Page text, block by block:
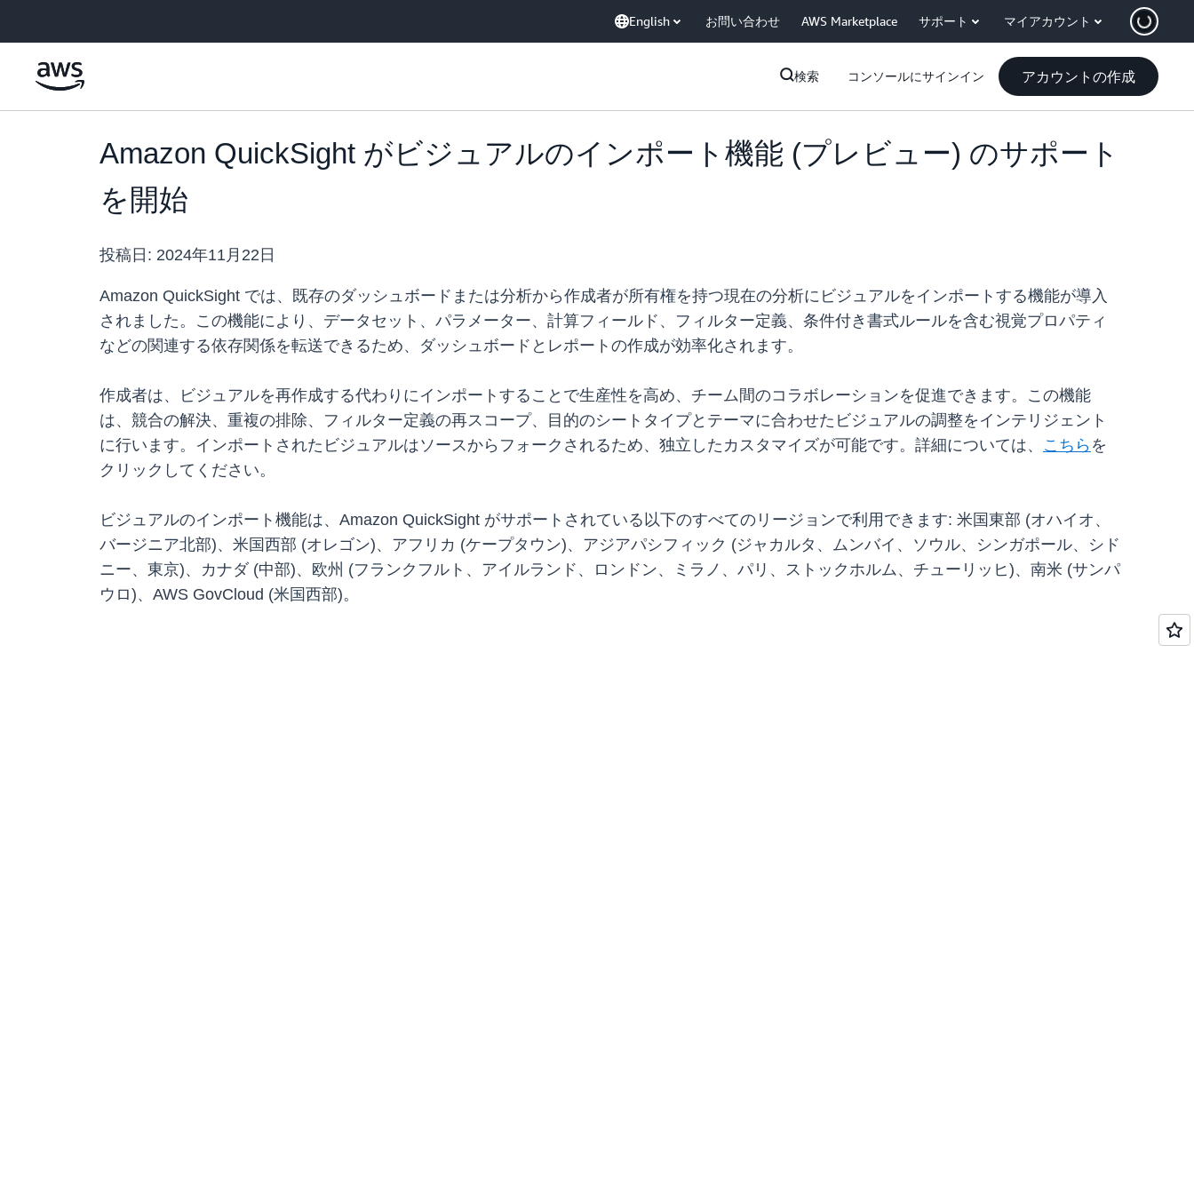
English お問い合わせ AWS Marketplace サポート マイアカウント
検索 コンソールにサインイン アカウントの作成
Amazon QuickSight がビジュアルのインポート機能 (プレビュー) のサポート
を開始
投稿日: 2024年11月22日
Amazon QuickSight では、既存のダッシュボードまたは分析から作成者が所有権を持つ現在の分析にビジュアルをインポートする機能が導入
されました。この機能により、データセット、パラメーター、計算フィールド、フィルター定義、条件付き書式ルールを含む視覚プロパティ
などの関連する依存関係を転送できるため、ダッシュボードとレポートの作成が効率化されます。
作成者は、ビジュアルを再作成する代わりにインポートすることで生産性を高め、チーム間のコラボレーションを促進できます。この機能
は、競合の解決、重複の排除、フィルター定義の再スコープ、目的のシートタイプとテーマに合わせたビジュアルの調整をインテリジェント
に行います。インポートされたビジュアルはソースからフォークされるため、独立したカスタマイズが可能です。詳細については、 こちら を
クリックしてください。
ビジュアルのインポート機能は、Amazon QuickSight がサポートされている以下のすべてのリージョンで利用できます: 米国東部 (オハイオ、
バージニア北部)、米国西部 (オレゴン)、アフリカ (ケープタウン)、アジアパシフィック (ジャカルタ、ムンバイ、ソウル、シンガポール、シド
ニー、東京)、カナダ (中部)、欧州 (フランクフルト、アイルランド、ロンドン、ミラノ、パリ、ストックホルム、チューリッヒ)、南米 (サンパ
ウロ)、AWS GovCloud (米国西部)。